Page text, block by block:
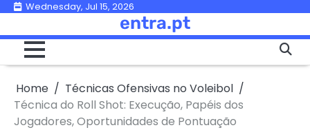
Skip
content
Wednesday, Jul 15, 2026
entra.pt
Home
Técnicas Ofensivas no Voleibol
Técnica do Roll Shot: Execução, Papéis dos
Jogadores, Oportunidades de Pontuação